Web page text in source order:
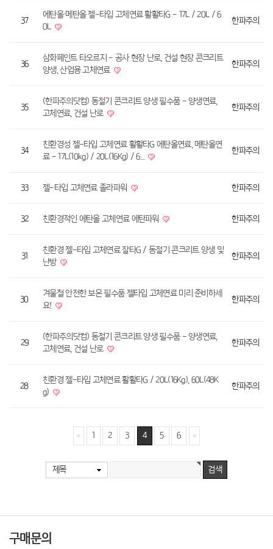
37
에탄올·메탄올 젤-타입 고체연료 활활타G - 17L / 20L / 6
0L
한파주의
36
삼화페인트 타오르지 - 공사 현장 난로, 건설 현장 콘크리트
양생, 산업용 고체연료
한파주의
35
(한파주의닷컴) 동절기 콘크리트 양생 필수품 - 양생연료,
고체연료, 건설 난로
한파주의
34
친환경성 젤-타입 고체연료 활활타G 에탄올연료, 메탄올연
료 - 17L(10kg) / 20L(16Kg) / 6…
한파주의
33 젤-타입 고체연료 졸라파워 한파주의
32 친환경적인 에탄올 고체연료 에탄파워 한파주의
31
친환경 젤-타입 고체연료 잘타G / 동절기 콘크리트 양생 및
난방
한파주의
30
겨울철 안전한 보온 필수품 젤타입 고체연료 미리 준비하세
요!
한파주의
29
(한파주의닷컴) 동절기 콘크리트 양생 필수품 - 양생연료,
고체연료, 건설 난로
한파주의
28
친환경 젤-타입 고체연료 활활타G / 20L(16Kg), 60L(48K
g)
한파주의
1 2 3 4 5 6
제목
구매문의